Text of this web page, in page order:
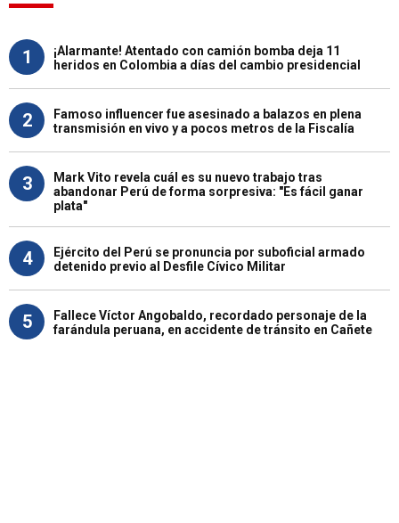
1
¡Alarmante! Atentado con camión bomba deja 11
heridos en Colombia a días del cambio presidencial
2
Famoso influencer fue asesinado a balazos en plena
transmisión en vivo y a pocos metros de la Fiscalía
3
Mark Vito revela cuál es su nuevo trabajo tras
abandonar Perú de forma sorpresiva: "Es fácil ganar
plata"
4
Ejército del Perú se pronuncia por suboficial armado
detenido previo al Desfile Cívico Militar
5
Fallece Víctor Angobaldo, recordado personaje de la
farándula peruana, en accidente de tránsito en Cañete